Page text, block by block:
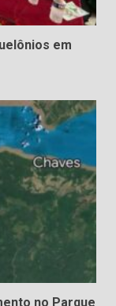
em
no Parque